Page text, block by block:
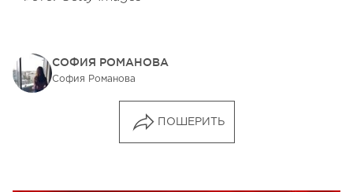
СОФИЯ РОМАНОВА
София Романова
ПОШЕРИТЬ